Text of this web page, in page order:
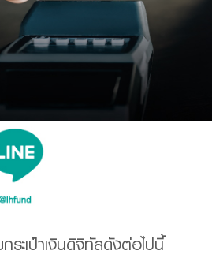
ระเป๋าเงินดิจิทัลดังต่อไปนี้